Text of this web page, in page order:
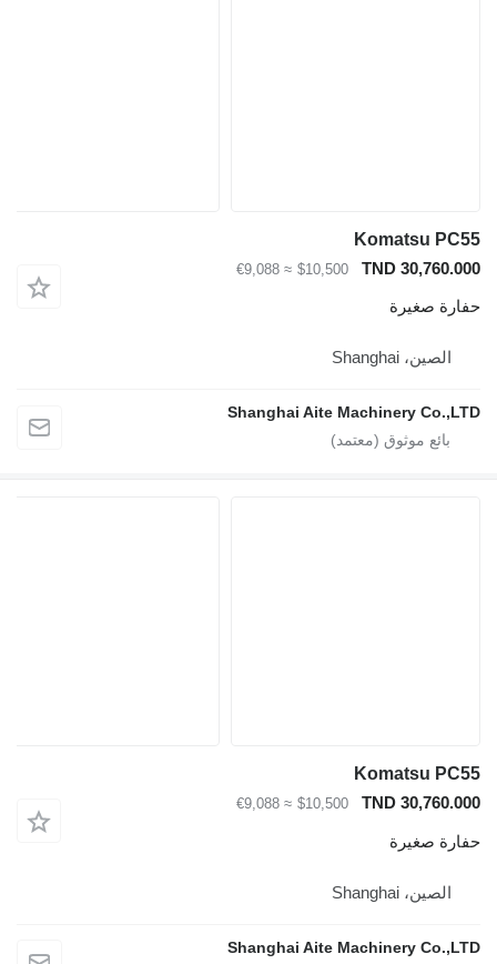
Komatsu
TND
$10,500
≈ €9,088
Shanghai Aite Machinery
Komatsu
TND
$10,500
≈ €9,088
Shanghai Aite Machinery